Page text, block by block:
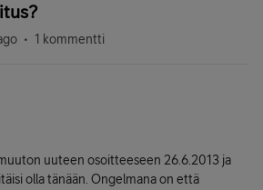
1 kommentti
uuteen osoitteeseen 26.6.2013 ja
olla tänään. Ongelmana on että